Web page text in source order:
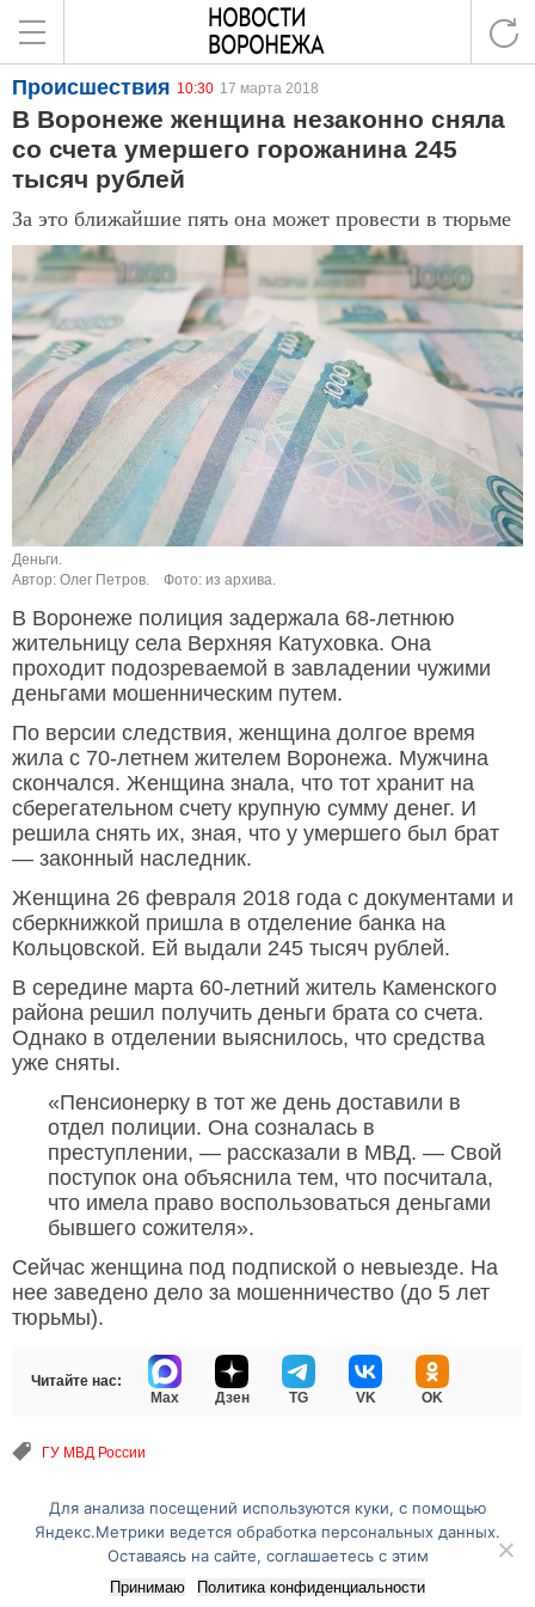
Происшествия 10:30 17 марта 2018
В Воронеже женщина незаконно сняла
со счета умершего горожанина 245
тысяч рублей
За это ближайшие пять она может провести в тюрьме
Деньги.
Автор: Олег Петров.
Фото: из архива.
В Воронеже полиция задержала 68-летнюю
жительницу села Верхняя Катуховка. Она
проходит подозреваемой в завладении чужими
деньгами мошенническим путем.
По версии следствия, женщина долгое время
жила с 70-летнем жителем Воронежа. Мужчина
скончался. Женщина знала, что тот хранит на
сберегательном счету крупную сумму денег. И
решила снять их, зная, что у умершего был брат
— законный наследник.
Женщина 26 февраля 2018 года с документами и
сберкнижкой пришла в отделение банка на
Кольцовской. Ей выдали 245 тысяч рублей.
В середине марта 60-летний житель Каменского
района решил получить деньги брата со счета.
Однако в отделении выяснилось, что средства
уже сняты.
«Пенсионерку в тот же день доставили в
отдел полиции. Она созналась в
преступлении, — рассказали в МВД. — Свой
поступок она объяснила тем, что посчитала,
что имела право воспользоваться деньгами
бывшего сожителя».
Сейчас женщина под подпиской о невыезде. На
нее заведено дело за мошенничество (до 5 лет
тюрьмы).
Читайте нас:
Max
Дзен TG VK OK
ГУ МВД России
Перейти на полную версию сайта
Для анализа посещений используются куки, с помощью
Яндекс.Метрики ведется обработка персональных данных.
Оставаясь на сайте, соглашаетесь с этим
Принимаю Политика конфиденциальности